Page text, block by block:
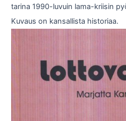
tarina 1990-luvuin lama-kriisin
Kuvaus on kansallista historiaa.